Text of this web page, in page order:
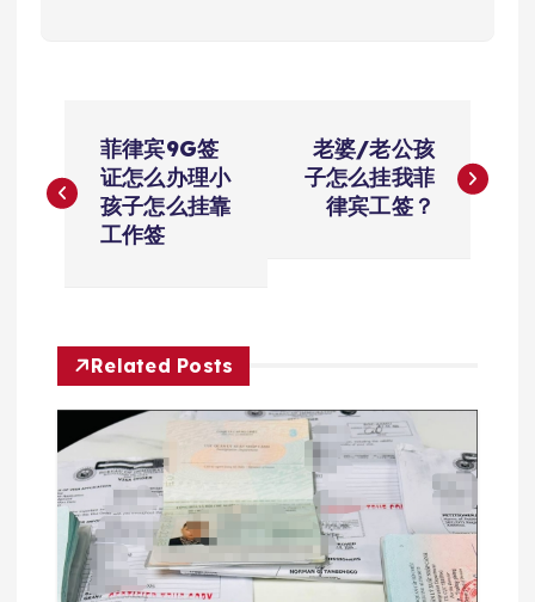
章
菲律宾9G签
证怎么办理小
孩子怎么挂靠
工作签
老婆/老公孩
子怎么挂我菲
律宾工签？
Related Posts